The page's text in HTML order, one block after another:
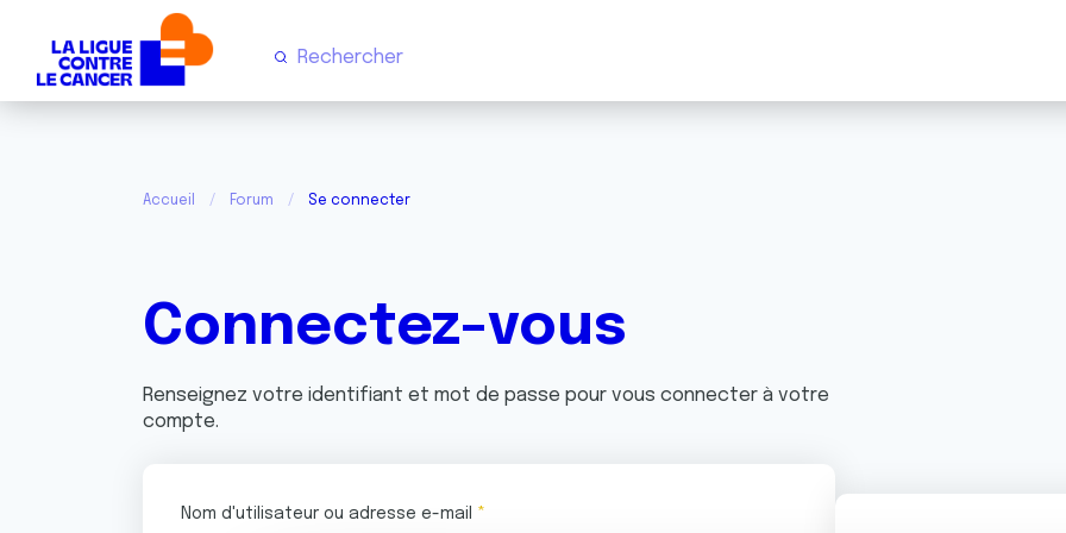
Accueil Forum Se connecter
Connectez-vous
Renseignez votre identifiant et mot de passe pour vous connecter à votre
compte.
Nom d'utilisateur ou adresse e-mail